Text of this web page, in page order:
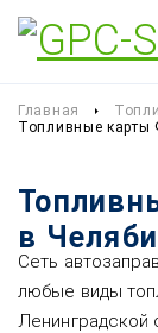
Главная
Топливные карты
в
Сеть
любые виды
Ленинградской